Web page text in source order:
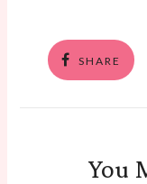
SHARE
You